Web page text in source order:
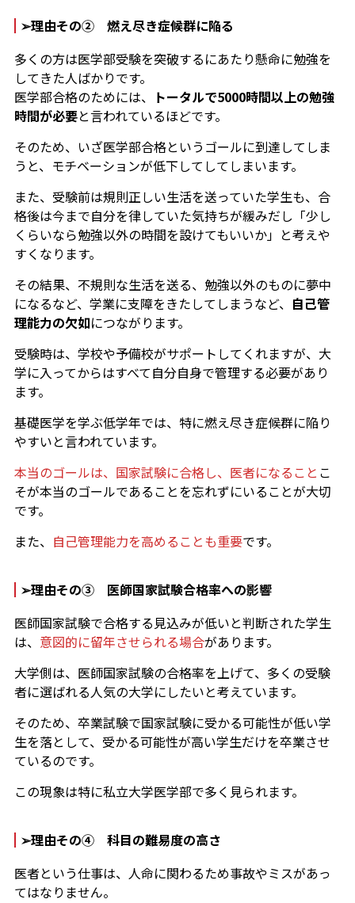
➢理由その② 燃え尽き症候群に陥る
多くの方は医学部受験を突破するにあたり懸命に勉強を
してきた人ばかりです。
医学部合格のためには、 トータルで5000時間以上の勉強
時間が必要と言われているほどです。
そのため、いざ医学部合格というゴールに到達してしま
うと、モチベーションが低下してしてしまいます。
また、受験前は規則正しい生活を送っていた学生も、合
格後は今まで自分を律していた気持ちが緩みだし「少し
くらいなら勉強以外の時間を設けてもいいか」と考えや
すくなります。
その結果、不規則な生活を送る、勉強以外のものに夢中
になるなど、学業に支障をきたしてしまうなど、 自己管
理能力の欠如につながります。
受験時は、学校や予備校がサポートしてくれますが、大
学に入ってからはすべて自分自身で管理する必要があり
ます。
基礎医学を学ぶ低学年では、特に燃え尽き症候群に陥り
やすいと言われています。
本当のゴールは、国家試験に合格し、医者になること こ
そが本当のゴールであることを忘れずにいることが大切
です。
また、 自己管理能力を高めることも重要です。
➢理由その③ 医師国家試験合格率への影響
医師国家試験で合格する見込みが低いと判断された学生
は、 意図的に留年させられる場合があります。
大学側は、医師国家試験の合格率を上げて、多くの受験
者に選ばれる人気の大学にしたいと考えています。
そのため、卒業試験で国家試験に受かる可能性が低い学
生を落として、受かる可能性が高い学生だけを卒業させ
ているのです。
この現象は特に私立大学医学部で多く見られます。
➢理由その④ 科目の難易度の高さ
医者という仕事は、人命に関わるため事故やミスがあっ
てはなりません。